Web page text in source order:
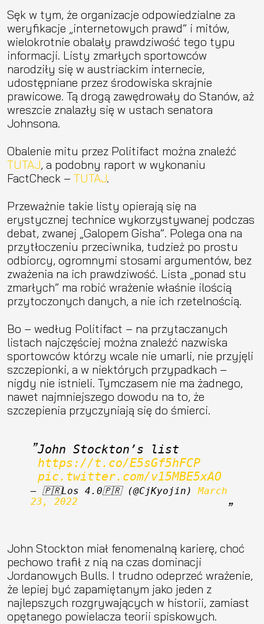
Sęk w tym, że organizacje odpowiedzialne za
weryfikacje „internetowych prawd” i mitów,
wielokrotnie obalały prawdziwość tego typu
informacji. Listy zmarłych sportowców
narodziły się w austriackim internecie,
udostępniane przez środowiska skrajnie
prawicowe. Tą drogą zawędrowały do Stanów, aż
wreszcie znalazły się w ustach senatora
Johnsona.
Obalenie mitu przez Politifact można znaleźć
TUTAJ, a podobny raport w wykonaniu
FactCheck – TUTAJ.
Przeważnie takie listy opierają się na
erystycznej technice wykorzystywanej podczas
debat, zwanej „Galopem Gisha”. Polega ona na
przytłoczeniu przeciwnika, tudzież po prostu
odbiorcy, ogromnymi stosami argumentów, bez
zważenia na ich prawdziwość. Lista „ponad stu
zmarłych” ma robić wrażenie właśnie ilością
przytoczonych danych, a nie ich rzetelnością.
Bo – według Politifact – na przytaczanych
listach najczęściej można znaleźć nazwiska
sportowców którzy wcale nie umarli, nie przyjęli
szczepionki, a w niektórych przypadkach –
nigdy nie istnieli. Tymczasem nie ma żadnego,
nawet najmniejszego dowodu na to, że
szczepienia przyczyniają się do śmierci.
https://t.co/E5sGf5hFCP
pic.twitter.com/v15MBE5xAO
— 🇵🇷Los 4.0🇵🇷 (@CjKyojin) March
23, 2022
John Stockton miał fenomenalną karierę, choć
pechowo trafił z nią na czas dominacji
Jordanowych Bulls. I trudno odeprzeć wrażenie,
że lepiej być zapamiętanym jako jeden z
najlepszych rozgrywających w historii, zamiast
opętanego powielacza teorii spiskowych.